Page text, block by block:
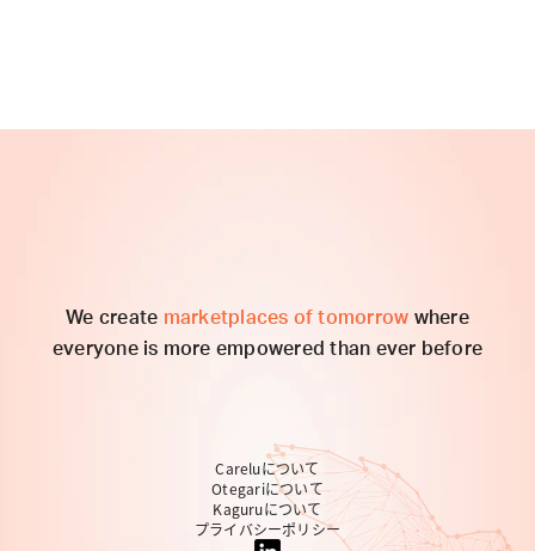
We create marketplaces of tomorrow where
everyone is more empowered than ever before
Careluについて
Otegariについて
Kaguruについて
プライバシーポリシー